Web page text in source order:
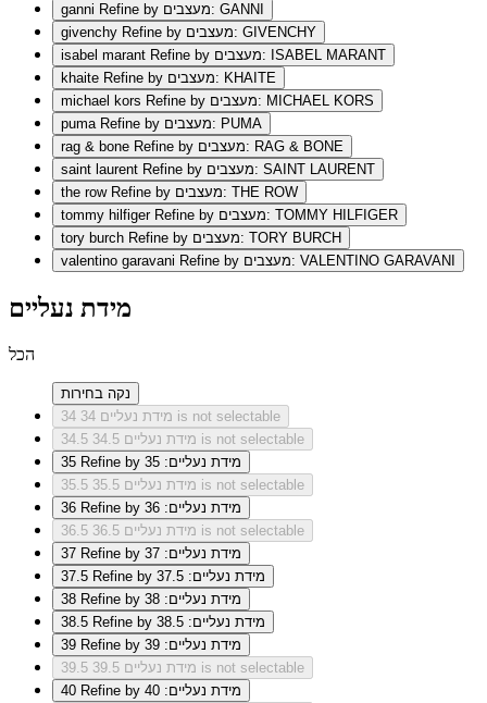
ganni
Refine by מעצבים: GANNI
givenchy
Refine by מעצבים: GIVENCHY
isabel marant
Refine by מעצבים: ISABEL MARANT
khaite
Refine by מעצבים: KHAITE
michael kors
Refine by מעצבים: MICHAEL KORS
puma
Refine by מעצבים: PUMA
rag & bone
Refine by מעצבים: RAG & BONE
saint laurent
Refine by מעצבים: SAINT LAURENT
the row
Refine by מעצבים: THE ROW
tommy hilfiger
Refine by מעצבים: TOMMY HILFIGER
tory burch
Refine by מעצבים: TORY BURCH
valentino garavani
Refine by מעצבים: VALENTINO GARAVANI
מידת נעליים
הכל
נקה בחירות
34
מידת נעליים 34 is not selectable
34.5
מידת נעליים 34.5 is not selectable
35
Refine by מידת נעליים: 35
35.5
מידת נעליים 35.5 is not selectable
36
Refine by מידת נעליים: 36
36.5
מידת נעליים 36.5 is not selectable
37
Refine by מידת נעליים: 37
37.5
Refine by מידת נעליים: 37.5
38
Refine by מידת נעליים: 38
38.5
Refine by מידת נעליים: 38.5
39
Refine by מידת נעליים: 39
39.5
מידת נעליים 39.5 is not selectable
40
Refine by מידת נעליים: 40